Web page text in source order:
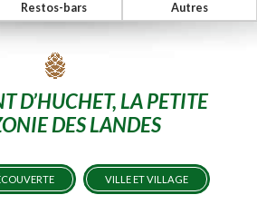
Restos-bars Autres
D’HUCHET, LA PETITE
DES LANDES
VILLE ET VILLAGE